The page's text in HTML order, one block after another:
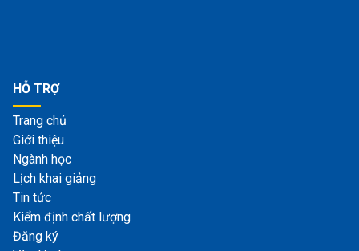
HỖ TRỢ
Trang chủ
Giới thiệu
Ngành học
Lịch khai giảng
Tin tức
Kiểm định chất lượng
Đăng ký